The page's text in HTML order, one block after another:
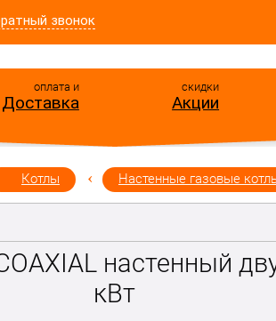
звонок
оплата и
Доставка
скидки
Акции
Котлы Настенные газовые
настенный
кВт